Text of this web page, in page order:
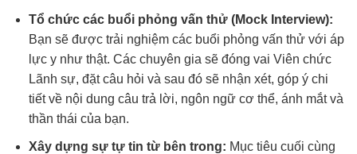
Tổ chức các buổi phỏng vấn thử (Mock Interview):
Bạn sẽ được trải nghiệm các buổi phỏng vấn thử với áp
lực y như thật. Các chuyên gia sẽ đóng vai Viên chức
Lãnh sự, đặt câu hỏi và sau đó sẽ nhận xét, góp ý chi
tiết về nội dung câu trả lời, ngôn ngữ cơ thể, ánh mắt và
thần thái của bạn.
Xây dựng sự tự tin từ bên trong: Mục tiêu cuối cùng